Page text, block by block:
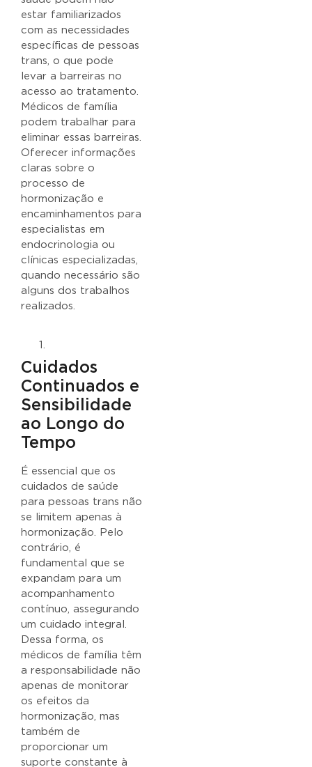
estar familiarizados
com as necessidades
específicas de pessoas
trans, o que pode
levar a barreiras no
acesso ao tratamento.
Médicos de família
podem trabalhar para
eliminar essas barreiras.
Oferecer informações
claras sobre o
processo de
hormonização e
encaminhamentos para
especialistas em
endocrinologia ou
clínicas especializadas,
quando necessário são
alguns dos trabalhos
realizados.
Cuidados
Continuados e
Sensibilidade
ao Longo do
Tempo
É essencial que os
cuidados de saúde
para pessoas trans não
se limitem apenas à
hormonização. Pelo
contrário, é
fundamental que se
expandam para um
acompanhamento
contínuo, assegurando
um cuidado integral.
Dessa forma, os
médicos de família têm
a responsabilidade não
apenas de monitorar
os efeitos da
hormonização, mas
também de
proporcionar um
suporte constante à